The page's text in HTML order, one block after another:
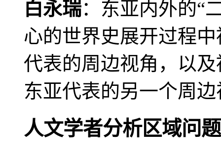
白永瑞：东亚内外的“
心的世界史展开过程
代表的周边视角，以
东亚代表的另一个周
人文学者分析区域问题